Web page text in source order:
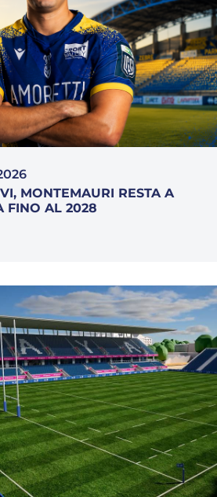
MONTEMAURI RESTA A
FINO AL 2028